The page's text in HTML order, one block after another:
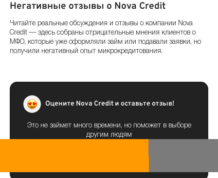
Негативные отзывы о Nova Credit
Читайте реальные обсуждения и отзывы о компании Nova
Credit — здесь собраны отрицательные мнения клиентов о
МФО, которые уже оформляли займ или подавали заявки, но
получили негативный опыт микрокредитования.
Оцените Nova Credit и оставьте отзыв!
Это не займет много времени, но поможет в выборе
другим людям